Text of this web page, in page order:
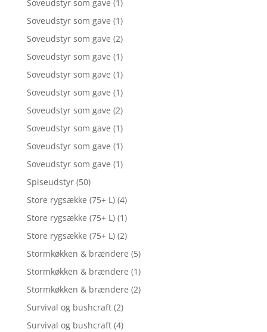
Soveudstyr som gave (1)
Soveudstyr som gave (1)
Soveudstyr som gave (2)
Soveudstyr som gave (1)
Soveudstyr som gave (1)
Soveudstyr som gave (1)
Soveudstyr som gave (2)
Soveudstyr som gave (1)
Soveudstyr som gave (1)
Soveudstyr som gave (1)
Spiseudstyr (50)
Store rygsække (75+ L) (4)
Store rygsække (75+ L) (1)
Store rygsække (75+ L) (2)
Stormkøkken & brændere (5)
Stormkøkken & brændere (1)
Stormkøkken & brændere (2)
Survival og bushcraft (2)
Survival og bushcraft (4)